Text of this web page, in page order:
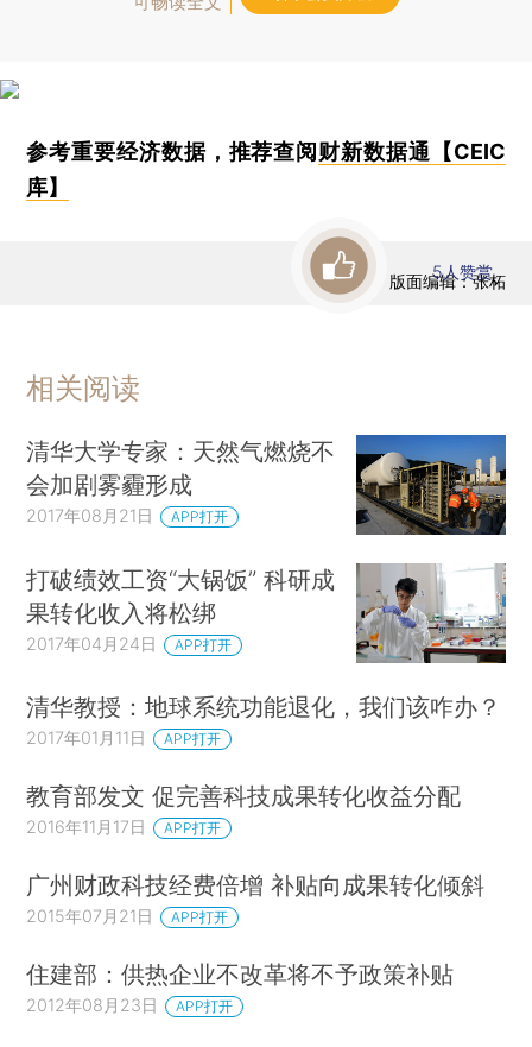
参考重要经济数据，推荐查阅财新数据通【CEIC
库】
版面编辑：张柘
5人赞赏
相关阅读
清华大学专家：天然气燃烧不
会加剧雾霾形成
2017年08月21日 APP打开
打破绩效工资“大锅饭” 科研成
果转化收入将松绑
2017年04月24日 APP打开
清华教授：地球系统功能退化，我们该咋办？
2017年01月11日 APP打开
教育部发文 促完善科技成果转化收益分配
2016年11月17日 APP打开
广州财政科技经费倍增 补贴向成果转化倾斜
2015年07月21日 APP打开
住建部：供热企业不改革将不予政策补贴
2012年08月23日 APP打开